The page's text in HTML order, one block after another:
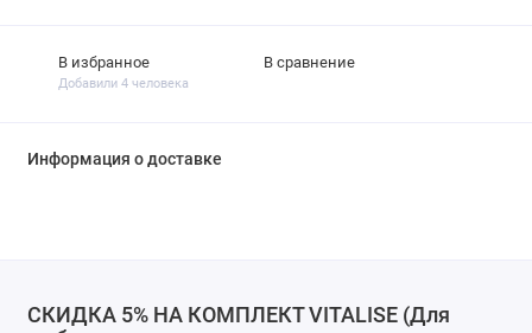
В избранное
Добавили 4 человека
В сравнение
Информация о доставке
СКИДКА 5% НА КОМПЛЕКТ VITALISE (Для